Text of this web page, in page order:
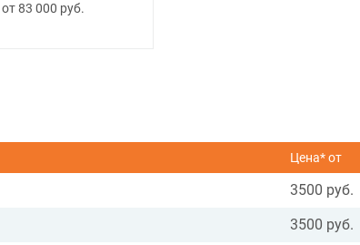
от 83 000 руб.
Цена* от
3500 руб.
3500 руб.